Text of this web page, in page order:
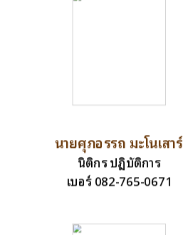
นายศุภอรรถ มะโนเสาร์
นิติกร ปฏิบัติการ
เบอร์ 082-765-0671